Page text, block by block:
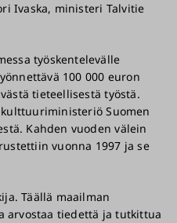
Ivaska, ministeri Talvitie
työskentelevälle
100 000 euron
tieteellisestä työstä.
Suomen
Kahden vuoden välein
vuonna 1997 ja se
Täällä maailman
arvostaa tiedettä ja tutkittua